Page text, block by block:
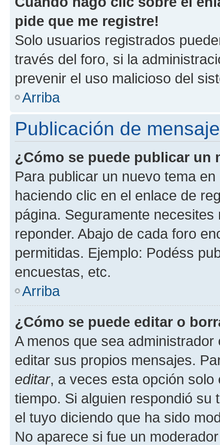
pide que me registre!
Solo usuarios registrados
través del foro, si la
prevenir el uso malicioso del
Arriba
Publicación de
¿Cómo se puede publicar un
Para publicar un nuevo tema
haciendo clic en el enlace de
página. Seguramente
reponder. Abajo de cada foro
permitidas. Ejemplo: Podéss
encuestas, etc.
Arriba
¿Cómo se puede editar o
A menos que sea
editar sus propios mensajes.
editar, a veces esta opción
tiempo. Si alguien respondió
el tuyo diciendo que ha sido
No aparece si fue un